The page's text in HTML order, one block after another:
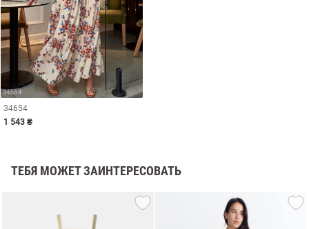
34654
1 543 ₴
ТЕБЯ МОЖЕТ ЗАИНТЕРЕСОВАТЬ